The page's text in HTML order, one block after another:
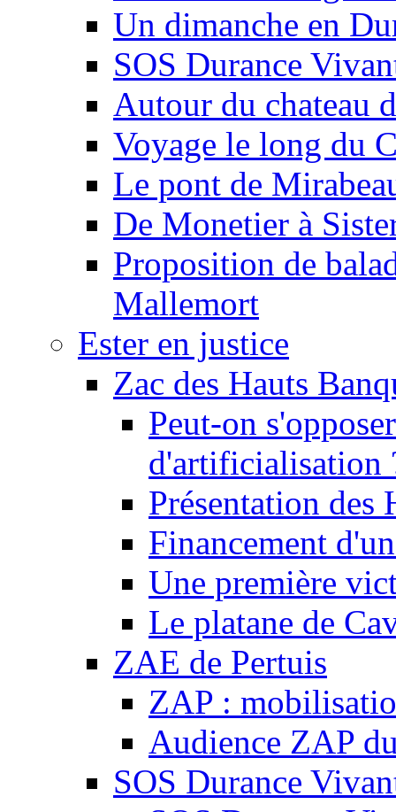
Un dimanche en
SOS Durance
Autour du chateau
Voyage le long du
Le pont de
De Monetier à
Proposition de
Mallemort
Ester en justice
Zac des Hauts
Peut-on
d'artificialisation
Présentation des
Financement
Une première
Le platane de
ZAE de Pertuis
ZAP :
Audience ZAP
SOS Durance